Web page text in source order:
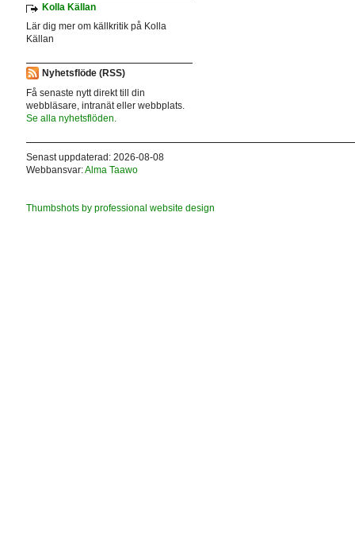
Kolla Källan
Lär dig mer om källkritik på Kolla
Källan
Nyhetsflöde (RSS)
Få senaste nytt direkt till din
webbläsare, intranät eller webbplats.
Se alla nyhetsflöden.
Senast uppdaterad: 2026-08-08
Webbansvar:Alma Taawo
Thumbshots by professional website design